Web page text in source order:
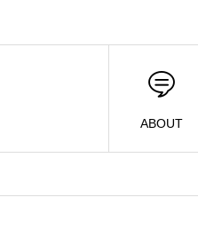
ABOUT